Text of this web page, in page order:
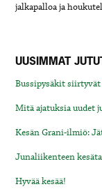
jalkapalloa ja
UUSIMMAT
Bussipysäkit
Mitä ajatuksia uudet
Kesän Grani-ilmiö:
Junaliikenteen
Hyvää kesää!